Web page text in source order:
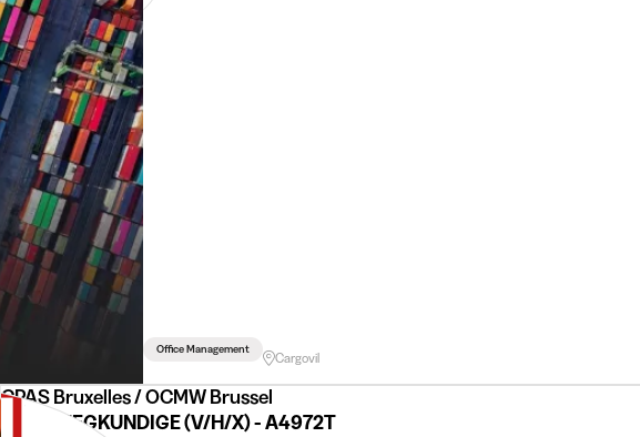
Office Management
Cargovil
CPAS Bruxelles / OCMW Brussel
VERPLEEGKUNDIGE (V/H/X) - A4972T